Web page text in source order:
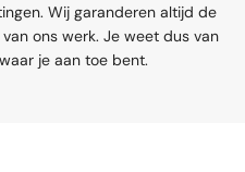
Wij garanderen altijd de
ons werk. Je weet dus van
je aan toe bent.